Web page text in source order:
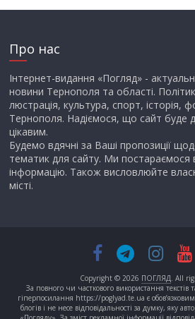
Про нас
Інтернет-видання «Погляд» -
новини Тернополя та області.
люстрація, культура, спорт, історія,
Тернополя. Надіємося, що сайт буде
цікавим.
Будемо вдячні за Ваші пропозиції
тематик для сайту. Ми постараємося
інформацію. Також висловлюйте
місті.
Copyright © 2026 ПОГЛЯД. All
За повного чи часткового використання текстів
гіперпосилання https://poglyad.te.ua є
блогів і не несе відповідальності за думку, яку